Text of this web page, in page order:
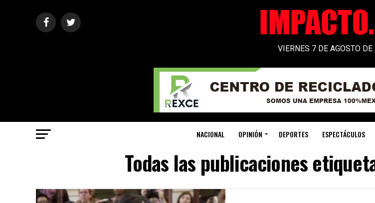
VIERNES 7 DE AGOSTO
NACIONAL OPINIÓN DEPORTES ESPECTÁCULOS
Todas las publicaciones